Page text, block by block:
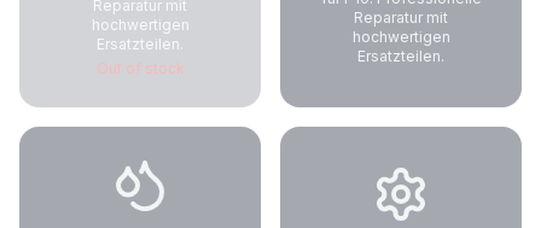
Reparatur mit
hochwertigen
Ersatzteilen.
Out of stock
Reparatur mit
hochwertigen
Ersatzteilen.